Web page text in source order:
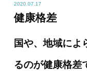
2020.07.17
健康格差
国や、地域によ
るのが健康格差